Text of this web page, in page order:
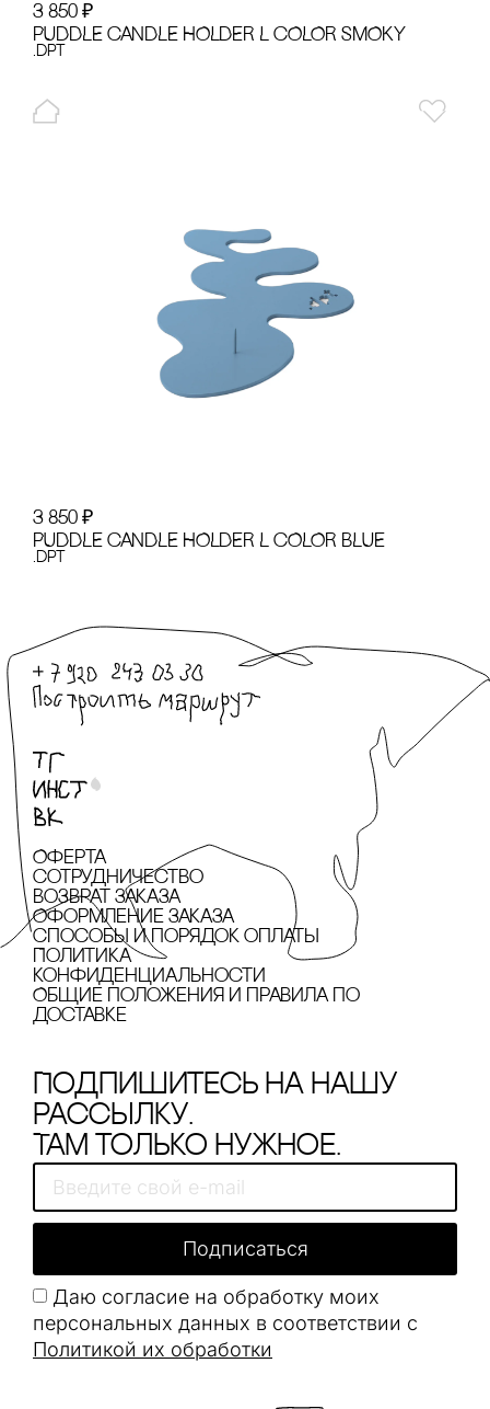
3 850 ₽
PUDDLE cANDLE HOLDER L cOLOR SMOKY
.dpt
3 850 ₽
PUDDLE cANDLE HOLDER L cOLOR BLUE
.dpt
Оферта
сотрудничество
Возврат заказа
Оформление заказа
cпособы и порядок оплаты
Политика
конфиденциальности
Общие положения и правила по
доставке
Подпишитесь на нашу
рассылку.
Там только нужное.
Даю согласие на обработку моих
персональных данных в соответствии с
Политикой их обработки
Подписаться